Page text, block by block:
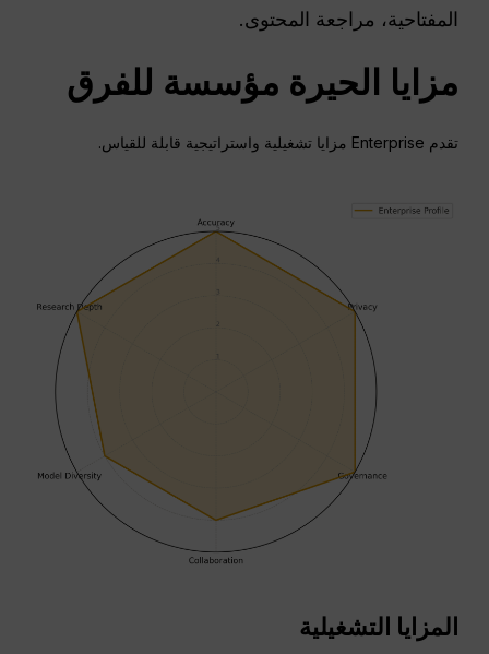
المفتاحية، مراجعة المحتوى.
مزايا الحيرة مؤسسة للفرق
تقدم Enterprise مزايا تشغيلية واستراتيجية قابلة للقياس.
المزايا التشغيلية